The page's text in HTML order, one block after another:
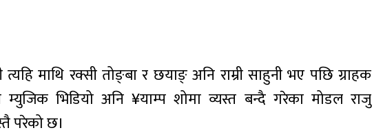
माथि रक्सी तोङ्बा र छयाङ् अनि राम्री साहुनी भए पछि ग्राहक
भिडियो अनि ¥याम्प शोमा व्यस्त बन्दै गरेका मोडल राजु
परेको छ।